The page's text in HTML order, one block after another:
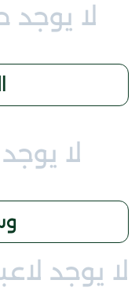
لا يوجد
لا
لا يوجد